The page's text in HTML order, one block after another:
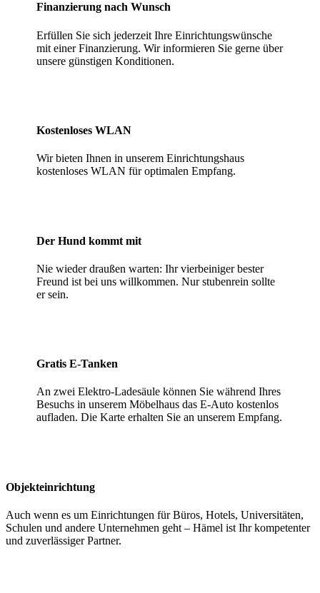
Finanzierung nach Wunsch
Erfüllen Sie sich jederzeit Ihre Einrichtungswünsche
mit einer Finanzierung. Wir informieren Sie gerne über
unsere günstigen Konditionen.
Kostenloses WLAN
Wir bieten Ihnen in unserem Einrichtungshaus
kostenloses WLAN für optimalen Empfang.
Der Hund kommt mit
Nie wieder draußen warten: Ihr vierbeiniger bester
Freund ist bei uns willkommen. Nur stubenrein sollte
er sein.
Gratis E-Tanken
An zwei Elektro-Ladesäule können Sie während Ihres
Besuchs in unserem Möbelhaus das E-Auto kostenlos
aufladen. Die Karte erhalten Sie an unserem Empfang.
Objekteinrichtung
Auch wenn es um Einrichtungen für Büros, Hotels, Universitäten,
Schulen und andere Unternehmen geht – Hämel ist Ihr kompetenter
und zuverlässiger Partner.